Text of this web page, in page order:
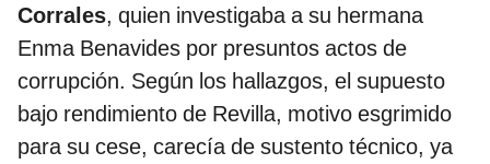
Corrales, quien investigaba a su hermana
Enma Benavides por presuntos actos de
corrupción. Según los hallazgos, el supuesto
bajo rendimiento de Revilla, motivo esgrimido
para su cese, carecía de sustento técnico, ya